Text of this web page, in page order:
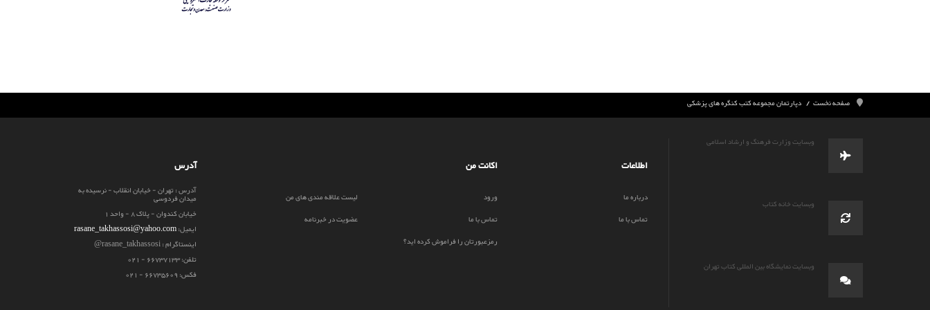
صفحه نخست دپارتمان مجموعه کتب کنگره های پزشکی
وبسایت وزارت فرهنگ و ارشاد اسلامی
وبسایت خانه کتاب
وبسایت نمایشگاه بین المللی کتاب تهران
اطلاعات
درباره ما
تماس با ما
اکانت من
ورود
لیست علاقه مندی های من
تماس با ما
عضویت در خبرنامه
رمزعبورتان را فراموش کرده اید؟
آدرس
آدرس : تهران - خیابان انقلاب - نرسیده به
میدان فردوسی
خیابان کندوان - پلاک 8 - واحد 1
ایمیل:rasane_takhassosi@yahoo.com
اینستاگرام : rasane_takhassosi@
تلفن: 66737133 - 021
فکس: 66735609 - 021